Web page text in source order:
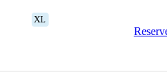
XL